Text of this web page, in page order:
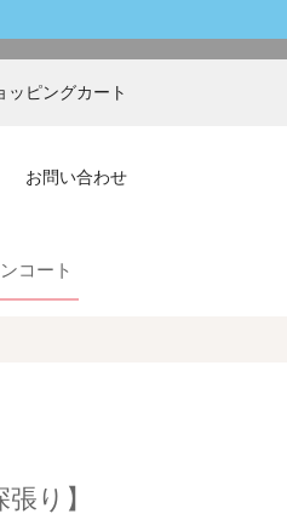
ッピングカート
お問い合わせ
コート
り】